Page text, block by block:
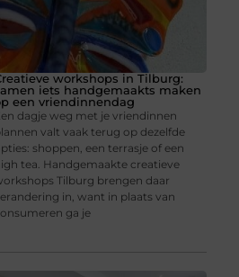
workshops in Tilburg:
iets handgemaakts maken
een vriendinnendag
dagje weg met je vriendinnen
valt vaak terug op dezelfde
shoppen, een terrasje of een
tea. Handgemaakte creatieve
Tilburg brengen daar
in, want in plaats van
ga je